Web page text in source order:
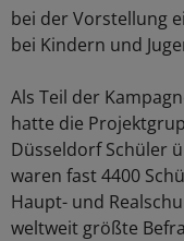
bei der Vorstellung
bei Kindern und
Als Teil der
hatte die
Düsseldorf Schüler
waren fast 4400
Haupt- und
weltweit größte